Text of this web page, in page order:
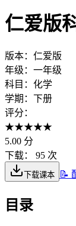
仁爱版
版本： 仁爱版
年级： 一年级
科目： 化学
学期： 下册
评分：
★★★★★
5.00 分
下载：
95 次
下载课本 📝
目录